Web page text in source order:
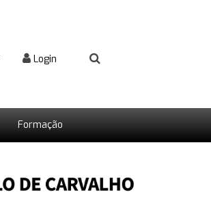
Login
Formação